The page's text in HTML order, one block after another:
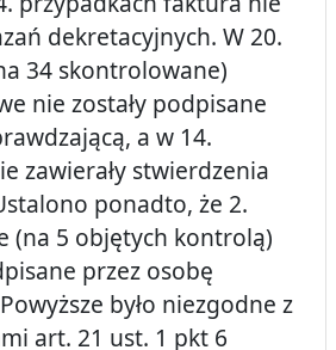
dekretacyjnych. W 20.
34 skontrolowane)
nie zostały podpisane
a w 14.
zawierały stwierdzenia
ponadto, że 2.
(na 5 objętych kontrolą)
przez osobę
było niezgodne z
art. 21 ust. 1 pkt 6